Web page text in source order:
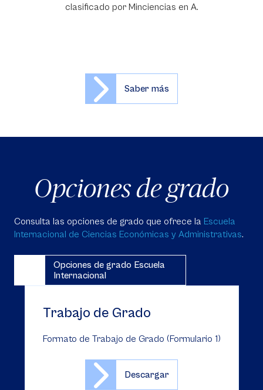
clasificado por Minciencias en A.
Saber más
Opciones de grado
Consulta las opciones de grado que ofrece la Escuela
Internacional de Ciencias Económicas y Administrativas.
Opciones de grado Escuela
Internacional
Trabajo de Grado
Formato de Trabajo de Grado (Formulario 1)
Descargar